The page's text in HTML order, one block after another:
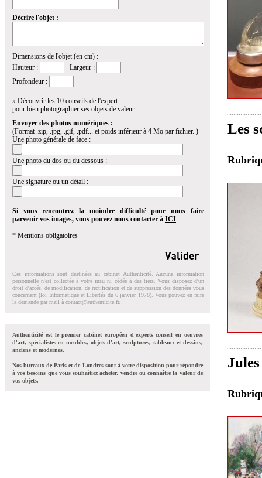
Décrire l'objet :
Dimensions de l'objet (en cm) :
Hauteur :
Largeur :
Profondeur :
» Découvrir les 10 conseils de l'expert
pour bien photographier ses objets de valeur
Envoyer des photos numériques :
(Format .zip, .jpg, .gif, .pdf... et poids inférieur à 4 Mo par fichier. )
Une photo générale de face :
Une photo du dos ou du dessous :
Une signature ou un détail :
Si vous rencontrez la moindre difficulté pour nous faire
parvenir vos images, vous pouvez nous contacter à ICI
* Mentions obligatoires
Ces informations sont destinées au cabinet Authenticité. Aucune information
personnelle n'est collectée à votre insu ni cédée à des tiers. Vous disposez d'un
droit d'accés, de modification, de rectification et de suppression des données vous
concernant (loi Informatique et Libertés du 6 janvier 1978). Vous pouvez en faire
la demande par mail à contact@authenticite.fr.
Authenticité est le premier cabinet européen d'experts conseil en oeuvres
d'art, spécialistes en meubles, objets d'art, sculptures, tableaux et dessins,
anciens et modernes.
Nos bureaux de Paris et de Londres sont à votre disposition pour répondre
à vos besoins que vous souhaitiez acheter, vendre ou connaître la valeur de
vos objets.
Les